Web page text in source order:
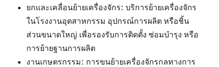
ยกและเคลื่อนย้ายเครื่องจักร: บริการย้ายเครื่องจักร
ในโรงงานอุตสาหกรรม อุปกรณ์การผลิต หรือชิ้น
ส่วนขนาดใหญ่ เพื่อรองรับการติดตั้ง ซ่อมบำรุง หรือ
การย้ายฐานการผลิต
งานเกษตรกรรม: การขนย้ายเครื่องจักรกลทางการ